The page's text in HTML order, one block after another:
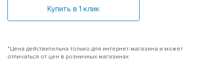
Купить в 1 клик
*Цена действительна только для интернет-магазина и может
отличаться от цен в розничных магазинах